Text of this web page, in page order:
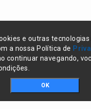
e outras
a nossa Política de
continuar navegando,
OK